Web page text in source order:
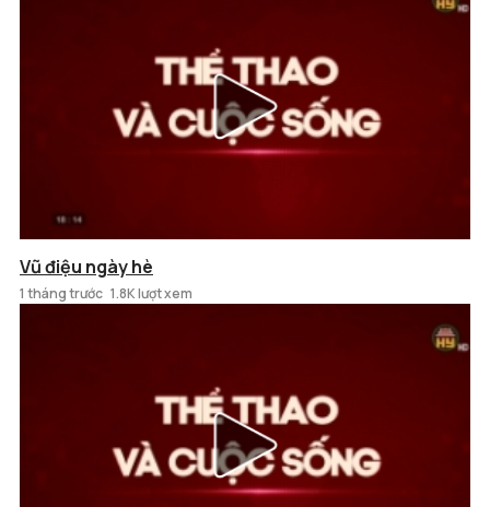
Vũ điệu ngày hè
1 tháng trước 1.8K lượt xem